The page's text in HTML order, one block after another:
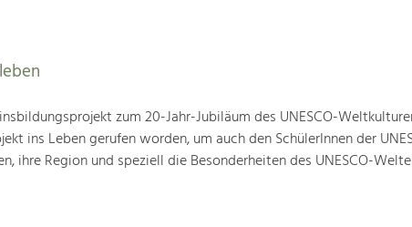
zum 20-Jahr-Jubiläum des UNESCO-
ins Leben gerufen worden, um auch den SchülerInnen der
ihre Region und speziell die Besonderheiten des UNESCO-